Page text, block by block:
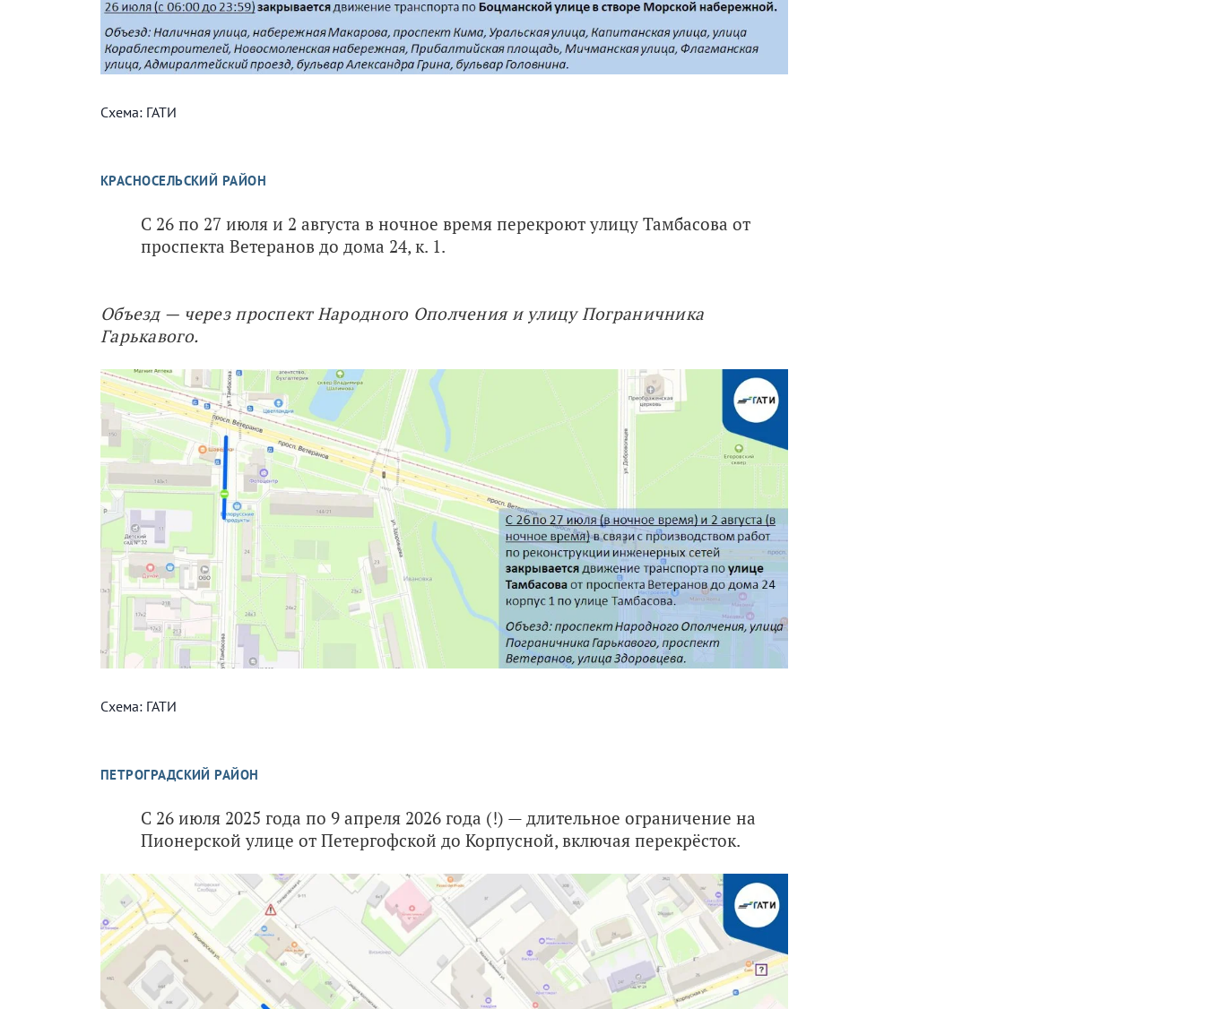
Схема: ГАТИ
КРАСНОСЕЛЬСКИЙ РАЙОН
С 26 по 27 июля и 2 августа в ночное время перекроют улицу Тамбасова от
проспекта Ветеранов до дома 24, к. 1.
Объезд — через проспект Народного Ополчения и улицу Пограничника
Гарькавого.
Схема: ГАТИ
ПЕТРОГРАДСКИЙ РАЙОН
С 26 июля 2025 года по 9 апреля 2026 года (!) — длительное ограничение на
Пионерской улице от Петергофской до Корпусной, включая перекрёсток.